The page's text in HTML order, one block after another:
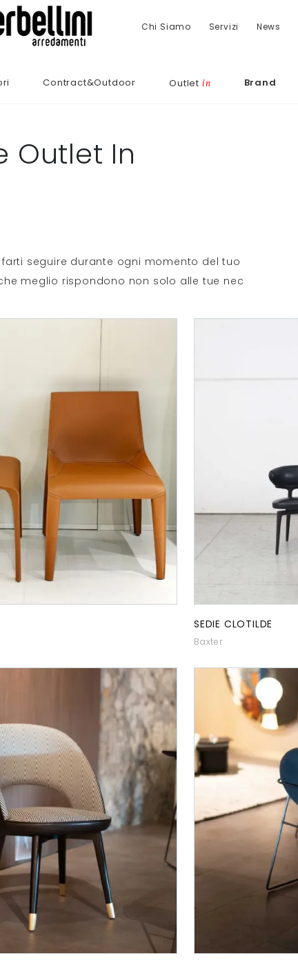
Chi Siamo Servizi News
Contract&Outdoor Outlet in Brand
Outlet In
seguire durante ogni momento del tuo
meglio rispondono non solo alle tue nec
SEDIE CLOTILDE
Baxter